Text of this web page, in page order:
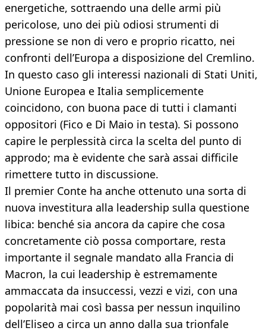
energetiche, sottraendo una delle armi più
pericolose, uno dei più odiosi strumenti di
pressione se non di vero e proprio ricatto, nei
confronti dell’Europa a disposizione del Cremlino.
In questo caso gli interessi nazionali di Stati Uniti,
Unione Europea e Italia semplicemente
coincidono, con buona pace di tutti i clamanti
oppositori (Fico e Di Maio in testa). Si possono
capire le perplessità circa la scelta del punto di
approdo; ma è evidente che sarà assai difficile
rimettere tutto in discussione.
Il premier Conte ha anche ottenuto una sorta di
nuova investitura alla leadership sulla questione
libica: benché sia ancora da capire che cosa
concretamente ciò possa comportare, resta
importante il segnale mandato alla Francia di
Macron, la cui leadership è estremamente
ammaccata da insuccessi, vezzi e vizi, con una
popolarità mai così bassa per nessun inquilino
dell’Eliseo a circa un anno dalla sua trionfale